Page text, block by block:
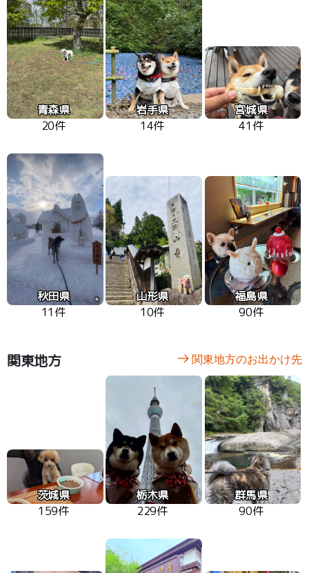
青森県
20件
岩手県
14件
宮城県
41件
秋田県
11件
山形県
10件
福島県
90件
関東地方 関東地方のお出かけ先
茨城県
159件
栃木県
229件
群馬県
90件